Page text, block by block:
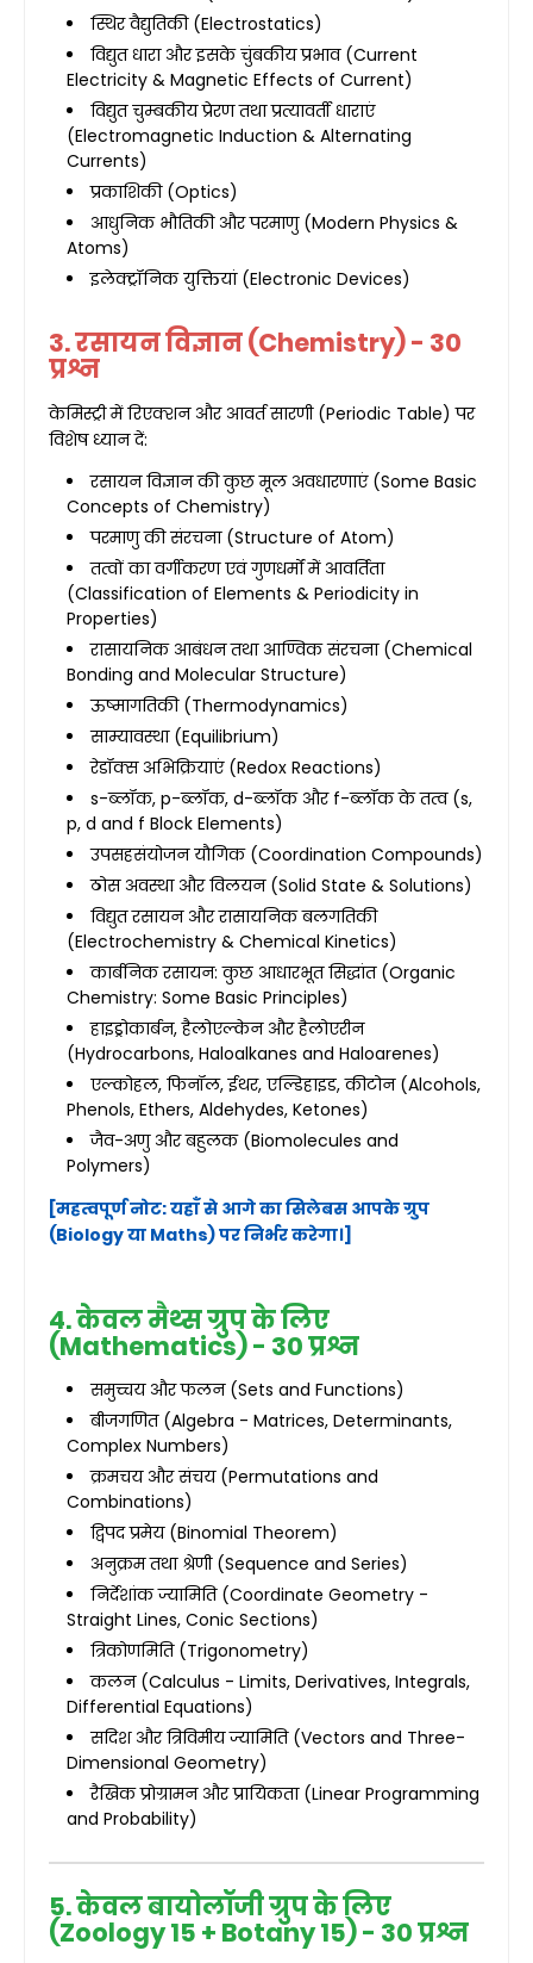
स्थिर वैद्युतिकी (Electrostatics)
विद्युत धारा और इसके चुंबकीय प्रभाव (Current
Electricity & Magnetic Effects of Current)
विद्युत चुम्बकीय प्रेरण तथा प्रत्यावर्ती धाराएं
(Electromagnetic Induction & Alternating
Currents)
प्रकाशिकी (Optics)
आधुनिक भौतिकी और परमाणु (Modern Physics &
Atoms)
इलेक्ट्रॉनिक युक्तियां (Electronic Devices)
3. रसायन विज्ञान (Chemistry) - 30
प्रश्न
केमिस्ट्री में रिएक्शन और आवर्त सारणी (Periodic Table) पर
विशेष ध्यान दें:
रसायन विज्ञान की कुछ मूल अवधारणाएं (Some Basic
Concepts of Chemistry)
परमाणु की संरचना (Structure of Atom)
तत्वों का वर्गीकरण एवं गुणधर्मों में आवर्तिता
(Classification of Elements & Periodicity in
Properties)
रासायनिक आबंधन तथा आण्विक संरचना (Chemical
Bonding and Molecular Structure)
ऊष्मागतिकी (Thermodynamics)
साम्यावस्था (Equilibrium)
रेडॉक्स अभिक्रियाएं (Redox Reactions)
s-ब्लॉक, p-ब्लॉक, d-ब्लॉक और f-ब्लॉक के तत्व (s,
p, d and f Block Elements)
उपसहसंयोजन यौगिक (Coordination Compounds)
ठोस अवस्था और विलयन (Solid State & Solutions)
विद्युत रसायन और रासायनिक बलगतिकी
(Electrochemistry & Chemical Kinetics)
कार्बनिक रसायन: कुछ आधारभूत सिद्धांत (Organic
Chemistry: Some Basic Principles)
हाइड्रोकार्बन, हैलोएल्केन और हैलोएरीन
(Hydrocarbons, Haloalkanes and Haloarenes)
एल्कोहल, फिनॉल, ईथर, एल्डिहाइड, कीटोन (Alcohols,
Phenols, Ethers, Aldehydes, Ketones)
जैव-अणु और बहुलक (Biomolecules and
Polymers)
[महत्वपूर्ण नोट: यहाँ से आगे का सिलेबस आपके ग्रुप
(Biology या Maths) पर निर्भर करेगा।]
4. केवल मैथ्स ग्रुप के लिए
(Mathematics) - 30 प्रश्न
समुच्चय और फलन (Sets and Functions)
बीजगणित (Algebra - Matrices, Determinants,
Complex Numbers)
क्रमचय और संचय (Permutations and
Combinations)
द्विपद प्रमेय (Binomial Theorem)
अनुक्रम तथा श्रेणी (Sequence and Series)
निर्देशांक ज्यामिति (Coordinate Geometry -
Straight Lines, Conic Sections)
त्रिकोणमिति (Trigonometry)
कलन (Calculus - Limits, Derivatives, Integrals,
Differential Equations)
सदिश और त्रिविमीय ज्यामिति (Vectors and Three-
Dimensional Geometry)
रैखिक प्रोग्रामन और प्रायिकता (Linear Programming
and Probability)
5. केवल बायोलॉजी ग्रुप के लिए
(Zoology 15 + Botany 15) - 30 प्रश्न